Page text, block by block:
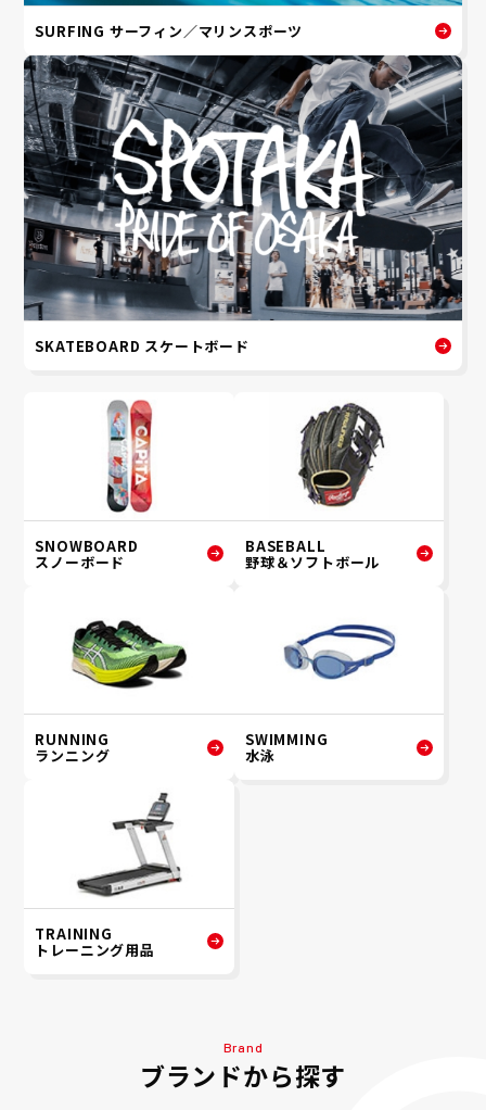
SURFING サーフィン／マリンスポーツ
SKATEBOARD スケートボード
SNOWBOARD
スノーボード
BASEBALL
野球＆ソフトボール
RUNNING
ランニング
SWIMMING
水泳
TRAINING
トレーニング用品
Brand
ブランドから探す